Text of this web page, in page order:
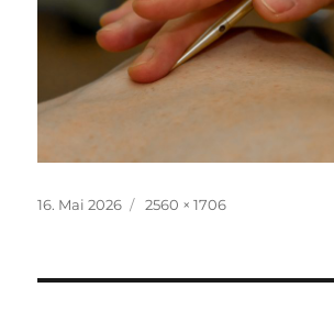
Veröffentlicht
16. Mai 2026
Volle
2560 × 1706